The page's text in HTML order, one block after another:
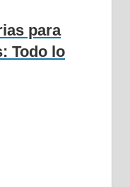
para
Todo lo